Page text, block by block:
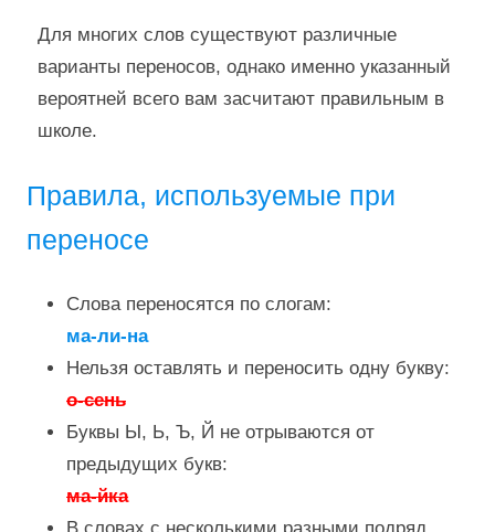
Для многих слов существуют различные
варианты переносов, однако именно указанный
вероятней всего вам засчитают правильным в
школе.
Правила, используемые при
переносе
Слова переносятся по слогам:
ма-ли-на
Нельзя оставлять и переносить одну букву:
о-сень
Буквы Ы, Ь, Ъ, Й не отрываются от
предыдущих букв:
ма-йка